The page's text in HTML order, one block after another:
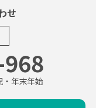
せ
・年末年始